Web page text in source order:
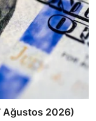
Ağustos 2026)